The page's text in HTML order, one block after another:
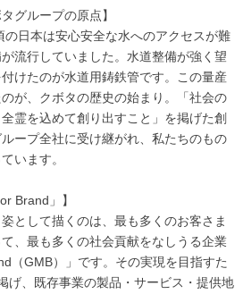
グループの原点】
日本は安心安全な水へのアクセスが難
流行していました。水道整備が強く望
けたのが水道用鋳鉄管です。この量産
が、クボタの歴史の始まり。「社会の
霊を込めて創り出すこと」を掲げた創
ープ全社に受け継がれ、私たちのもの
います。
Brand」】
として描くのは、最も多くのお客さま
、最も多くの社会貢献をなしうる企業
（GMB）」です。その実現を目指すた
げ、既存事業の製品・サービス・提供地